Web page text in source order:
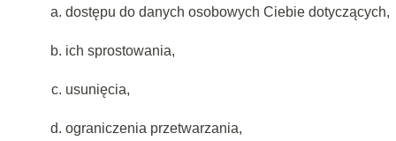
dostępu do danych osobowych Ciebie dotyczących,
ich sprostowania,
usunięcia,
ograniczenia przetwarzania,